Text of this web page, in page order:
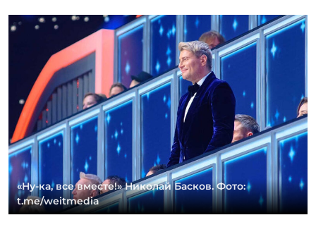
«Ну-ка, все вместе!» Николай Басков. Фото:
t.me/weitmedia